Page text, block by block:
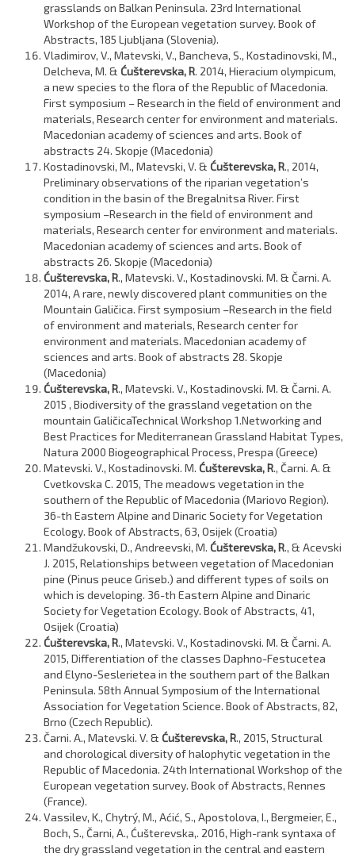
grasslands on Balkan Peninsula. 23rd International
Workshop of the European vegetation survey. Book of
Abstracts, 185 Ljubljana (Slovenia).
Vladimirov, V., Matevski, V., Bancheva, S., Kostadinovski, M.,
Delcheva, M. & Ćušterevska, R. 2014, Hieracium olympicum,
a new species to the flora of the Republic of Macedonia.
First symposium – Research in the field of environment and
materials, Research center for environment and materials.
Macedonian academy of sciences and arts. Book of
abstracts 24. Skopje (Macedonia)
Kostadinovski, M., Matevski, V. & Ćušterevska, R., 2014,
Preliminary observations of the riparian vegetationʼs
condition in the basin of the Bregalnitsa River. First
symposium –Research in the field of environment and
materials, Research center for environment and materials.
Macedonian academy of sciences and arts. Book of
abstracts 26. Skopje (Macedonia)
Ćušterevska, R., Matevski. V., Kostadinovski. M. & Čarni. A.
2014, A rare, newly discovered plant communities on the
Mountain Galičica. First symposium –Research in the field
of environment and materials, Research center for
environment and materials. Macedonian academy of
sciences and arts. Book of abstracts 28. Skopje
(Macedonia)
Ćušterevska, R., Matevski. V., Kostadinovski. M. & Čarni. A.
2015 , Biodiversity of the grassland vegetation on the
mountain GaličicaTechnical Workshop 1.Networking and
Best Practices for Mediterranean Grassland Habitat Types,
Natura 2000 Biogeographical Process, Prespa (Greece)
Matevski. V., Kostadinovski. M. Ćušterevska, R., Čarni. A. &
Cvetkovska C. 2015, The meadows vegetation in the
southern of the Republic of Macedonia (Mariovo Region).
36-th Eastern Alpine and Dinaric Society for Vegetation
Ecology. Book of Abstracts, 63, Osijek (Croatia)
Mandžukovski, D., Andreevski, M. Ćušterevska, R., & Acevski
J. 2015, Relationships between vegetation of Macedonian
pine (Pinus peuce Griseb.) and different types of soils on
which is developing. 36-th Eastern Alpine and Dinaric
Society for Vegetation Ecology. Book of Abstracts, 41,
Osijek (Croatia)
Ćušterevska, R., Matevski. V., Kostadinovski. M. & Čarni. A.
2015, Differentiation of the classes Daphno-Festucetea
and Elyno-Seslerietea in the southern part of the Balkan
Peninsula. 58th Annual Symposium of the International
Association for Vegetation Science. Book of Abstracts, 82,
Brno (Czech Republic).
Čarni. A., Matevski. V. & Ćušterevska, R., 2015, Structural
and chorological diversity of halophytic vegetation in the
Republic of Macedonia. 24th International Workshop of the
European vegetation survey. Book of Abstracts, Rennes
(France).
Vassilev, K., Chytrý, M., Aćić, S., Apostolova, I., Bergmeier, E.,
Boch, S., Čarni, A., Ćušterevska,. 2016, High-rank syntaxa of
the dry grassland vegetation in the central and eastern